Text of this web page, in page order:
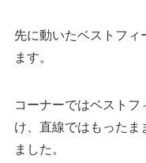
先に動いたベストフィ
ます。
コーナーではベスト
け、直線ではもったま
ました。